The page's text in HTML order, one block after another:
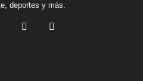
deportes y más.